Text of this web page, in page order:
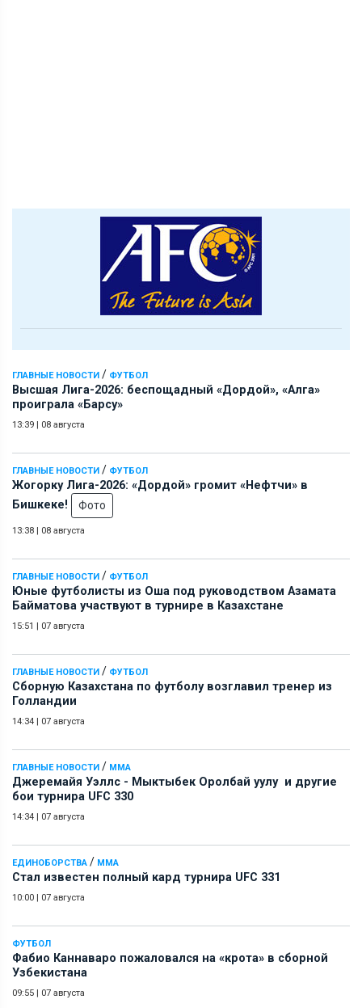
ГЛАВНЫЕ НОВОСТИ / ФУТБОЛ
Высшая Лига-2026: беспощадный «Дордой», «Алга»
проиграла «Барсу»
13:39 08 августа
ГЛАВНЫЕ НОВОСТИ / ФУТБОЛ
Жогорку Лига-2026: «Дордой» громит «Нефтчи» в
Бишкеке!
Фото
13:38 08 августа
ГЛАВНЫЕ НОВОСТИ / ФУТБОЛ
Юные футболисты из Оша под руководством Азамата
Байматова участвуют в турнире в Казахстане
15:51 07 августа
ГЛАВНЫЕ НОВОСТИ / ФУТБОЛ
Сборную Казахстана по футболу возглавил тренер из
Голландии
14:34 07 августа
ГЛАВНЫЕ НОВОСТИ / ММА
Джеремайя Уэллс - Мыктыбек Оролбай уулу и другие
бои турнира UFC 330
14:34 07 августа
ЕДИНОБОРСТВА / ММА
Стал известен полный кард турнира UFC 331
10:00 07 августа
ФУТБОЛ
Фабио Каннаваро пожаловался на «крота» в сборной
Узбекистана
09:55 07 августа